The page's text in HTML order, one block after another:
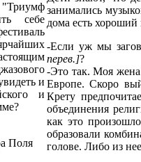
себе
и
и
Поля
занимались
дома есть
-Если уж мы
перев.]?
-Это так. Моя жена
Европе. Скоро
Крету
объединения
как это
образовали
голове. Либо из